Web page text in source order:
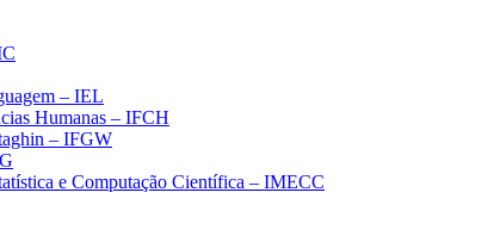
– IEL
Humanas – IFCH
– IFGW
e Computação Científica – IMECC